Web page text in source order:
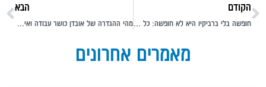
הקודם הבא
מאמרים אחרונים